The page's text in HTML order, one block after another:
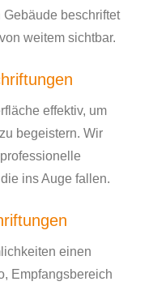
beschriftet
weitem sichtbar.
effektiv, um
begeistern. Wir
ins Auge fallen.
einen
Empfangsbereich